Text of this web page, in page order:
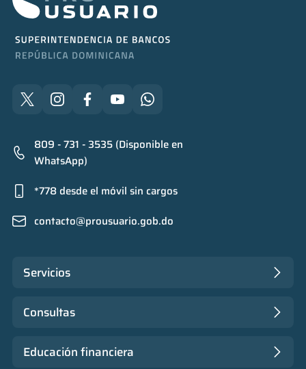
809 - 731 - 3535 (Disponible en
WhatsApp)
*778 desde el móvil sin cargos
contacto@prousuario.gob.do
Servicios
Consultas
Educación financiera